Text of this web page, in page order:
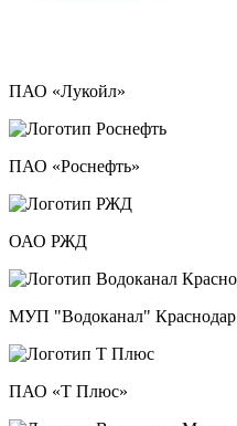
ПАО «Лукойл»
ПАО «Роснефть»
ОАО РЖД
МУП "Водоканал" Краснодар
ПАО «Т Плюс»